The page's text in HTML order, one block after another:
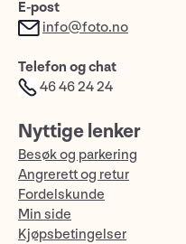
E-post
info@foto.no
Telefon og chat
46 46 24 24
Nyttige lenker
Besøk og parkering
Angrerett og retur
Fordelskunde
Min side
Kjøpsbetingelser